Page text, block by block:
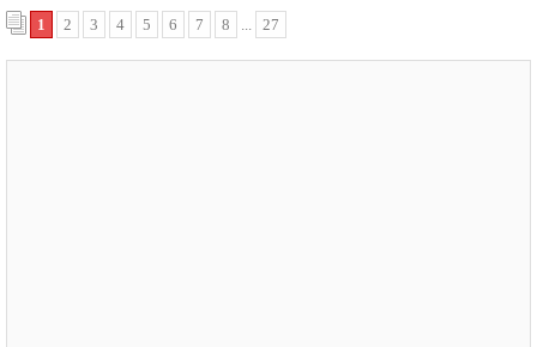
1 2 3 4 5 6 7 8 ... 27